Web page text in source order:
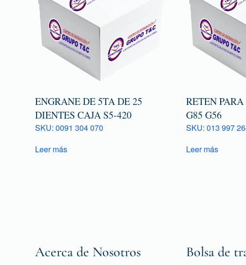
ENGRANE DE 5TA DE 25
DIENTES CAJA S5-420
SKU: 0091 304 070
Leer más
RETEN
G85 G56
SKU: 013 997
Leer más
Acerca de Nosotros Bolsa de